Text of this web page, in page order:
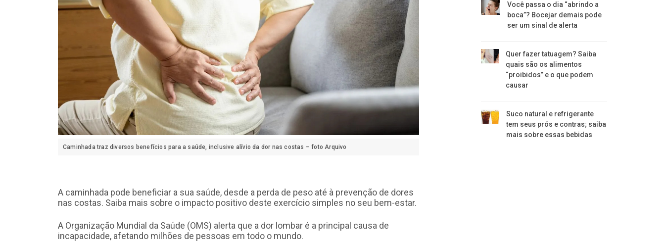
Caminhada traz diversos benefícios para a saúde, inclusive alívio da dor nas costas – foto Arquivo
A caminhada pode beneficiar a sua saúde, desde a perda de peso até à prevenção de dores
nas costas. Saiba mais sobre o impacto positivo deste exercício simples no seu bem-estar.
A Organização Mundial da Saúde (OMS) alerta que a dor lombar é a principal causa de
incapacidade, afetando milhões de pessoas em todo o mundo.
Você passa o dia “abrindo a
boca”? Bocejar demais pode
ser um sinal de alerta
Quer fazer tatuagem? Saiba
quais são os alimentos
“proibidos” e o que podem
causar
Suco natural e refrigerante
tem seus prós e contras; saiba
mais sobre essas bebidas